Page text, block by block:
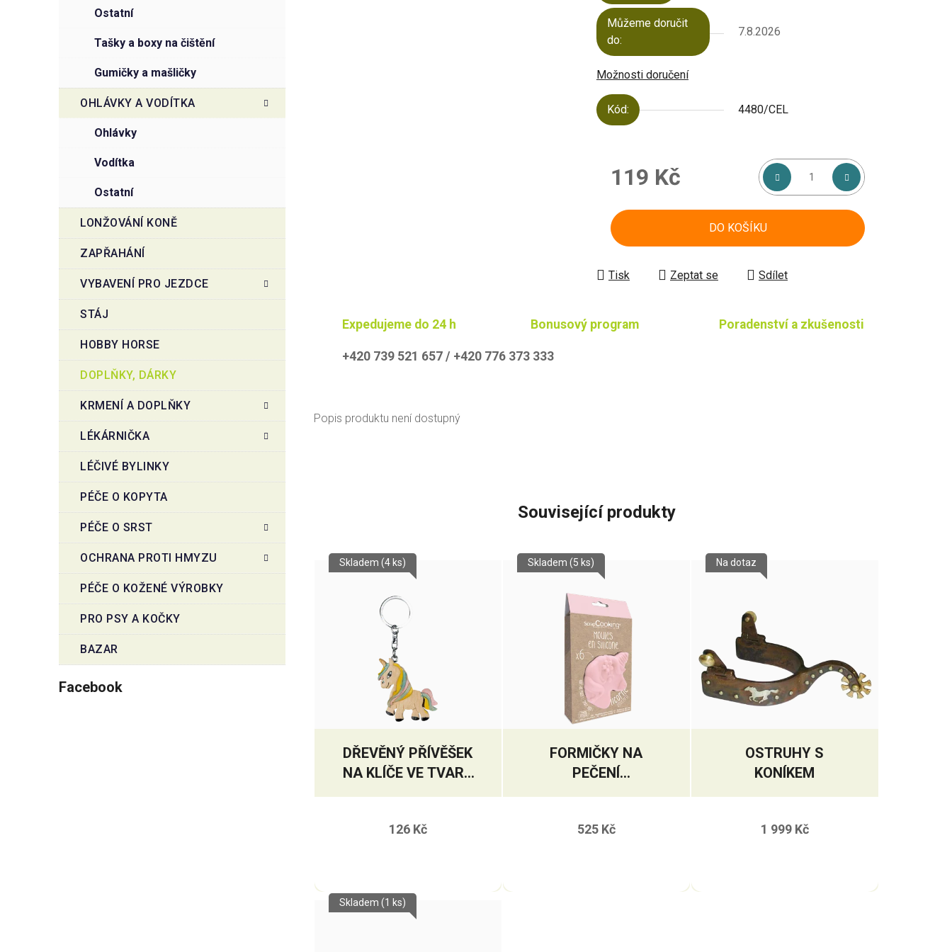
ostatní
tašky a boxy na čištění
gumičky a mašličky
OHLÁVKY A VODÍTKA
ohlávky
vodítka
ostatní
LONŽOVÁNÍ KONĚ
ZAPŘAHÁNÍ
VYBAVENÍ PRO JEZDCE
STÁJ
HOBBY HORSE
DOPLŇKY, DÁRKY
KRMENÍ A DOPLŇKY
LÉKÁRNIČKA
LÉČIVÉ BYLINKY
PÉČE O KOPYTA
PÉČE O SRST
OCHRANA PROTI HMYZU
PÉČE O KOŽENÉ VÝROBKY
PRO PSY A KOČKY
BAZAR
Facebook
Můžeme doručit
do:
7.8.2026
Možnosti doručení
Kód: 4480/CEL
119 Kč
DO KOŠÍKU
Tisk Zeptat se Sdílet
Expedujeme do 24 h Bonusový program Poradenství a zkušenosti
+420 739 521 657 / +420 776 373 333
Popis produktu není dostupný
Související produkty
DŘEVĚNÝ PŘÍVĚŠEK
NA KLÍČE VE TVARU
JEDNOROŽCE
Skladem (4 ks)
126 Kč
FORMIČKY NA
PEČENÍ
JEDNOROŽCI
Skladem (5 ks)
525 Kč
OSTRUHY S
KONÍKEM
Na dotaz
1 999 Kč
Skladem (1 ks)